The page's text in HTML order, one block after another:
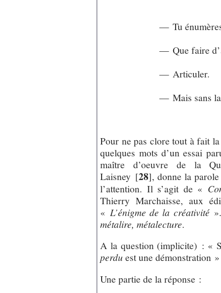
— Tu
— Que faire
— Articuler.
— Mais sans
Pour ne pas clore tout à fait
quelques mots d’un essai
maître d’oeuvre de la
Laisney [28], donne la
l’attention. Il s’agit de «
Thierry Marchaisse, aux
« L’énigme de la créativité».
métalire, métalecture.
A la question (implicite) : «
perdu est une démonstration »
Une partie de la réponse :